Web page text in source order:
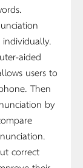
aided
users to
Then
by
correct